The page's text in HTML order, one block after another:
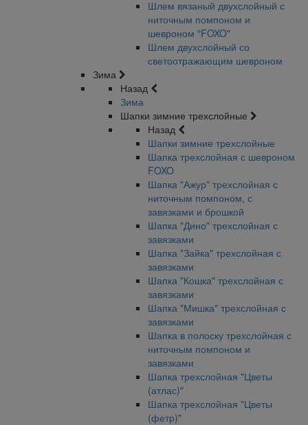
Шлем вязаный двухслойный с
ниточным помпоном и
шевроном "FOXO"
Шлем двухслойный со
светоотражающим шевроном
Зима
Назад
Зима
Шапки зимние трехслойные
Назад
Шапки зимние трехслойные
Шапка трехслойная с шевроном
FOXO
Шапка "Ажур" трехслойная с
ниточным помпоном, с
завязками и брошкой
Шапка "Дино" трехслойная с
завязками
Шапка "Зайка" трехслойная с
завязками
Шапка "Кошка" трехслойная с
завязками
Шапка "Мишка" трехслойная с
завязками
Шапка в полоску трехслойная с
ниточным помпоном и
завязками
Шапка трехслойная "Цветы
(атлас)"
Шапка трехслойная "Цветы
(фетр)"